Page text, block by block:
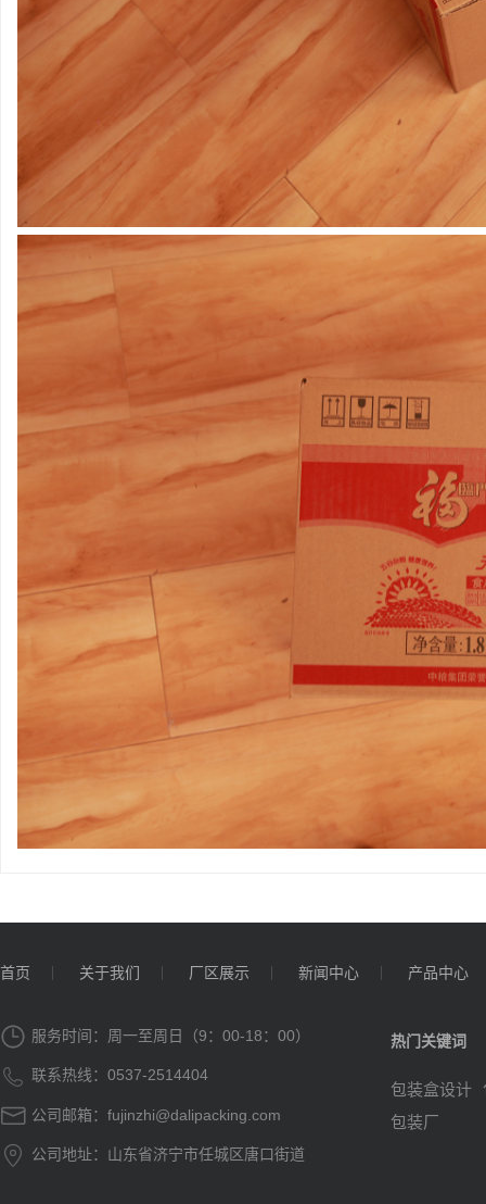
首页 关于我们 厂区展示 新闻中心 产品中心
 服务时间：周一至周日（9：00-18：00）
 联系热线：0537-2514404
 公司邮箱：fujinzhi@dalipacking.com
 公司地址：山东省济宁市任城区唐口街道
热门关键词
包装盒设计
包装厂